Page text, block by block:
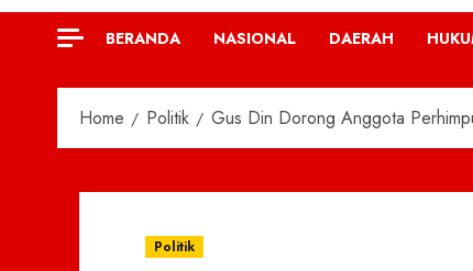
BERANDA NASIONAL DAERAH
Home Politik Gus Din Dorong Anggota
Politik